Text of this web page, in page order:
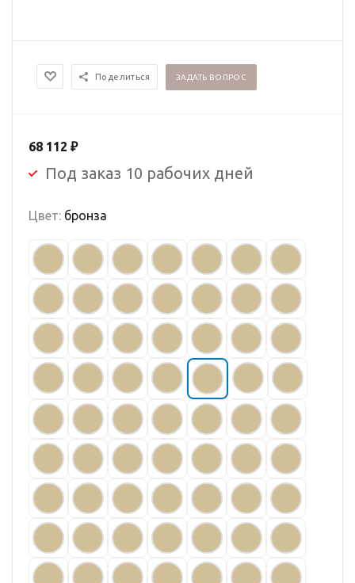
Поделиться ЗАДАТЬ ВОПРОС
Цвет: бронза
68 112 ₽
Под заказ 10 рабочих дней